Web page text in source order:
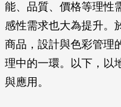
能、品質、價格等理性
感性需求也大為提升。
商品，設計與色彩管理
理中的一環。以下，以
與應用。